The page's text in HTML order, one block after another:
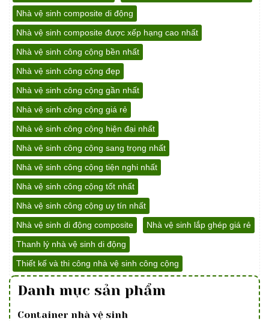
Nhà vệ sinh composite di động
Nhà vệ sinh composite được xếp hạng cao nhất
Nhà vệ sinh công cộng bền nhất
Nhà vệ sinh công cộng đẹp
Nhà vệ sinh công cộng gần nhất
Nhà vệ sinh công cộng giá rẻ
Nhà vệ sinh công cộng hiện đại nhất
Nhà vệ sinh công cộng sang trọng nhất
Nhà vệ sinh công cộng tiện nghi nhất
Nhà vệ sinh công cộng tốt nhất
Nhà vệ sinh công cộng uy tín nhất
Nhà vệ sinh di động composite
Nhà vệ sinh lắp ghép giá rẻ
Thanh lý nhà vệ sinh di động
Thiết kế và thi công nhà vệ sinh công cộng
Danh mục sản phẩm
Container nhà vệ sinh